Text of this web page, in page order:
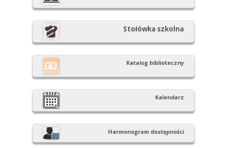
Stołówka szkolna
Katalog biblioteczny
Kalendarz
Harmonogram dostępności